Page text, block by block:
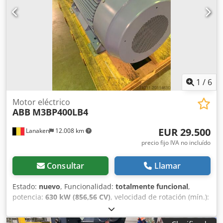
Potencia nominal Pn kW: 248 RPM: 2184
1 / 6
Lanaken 12.008 km
Motor eléctrico
ABB M3BP400LB4
EUR 29.500
precio fijo IVA no incluído
Consultar Llamar
Estado: nuevo, Funcionalidad: totalmente funcional,
potencia: 630 kW (856,56 CV), velocidad de rotación (mín.):
, tensión de entrada:
entrada:888 A, tipo de corriente de entrada:trifásico,